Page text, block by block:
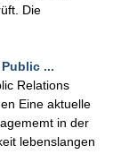
Die
...
Relations
Eine aktuelle
in der
lebenslangen